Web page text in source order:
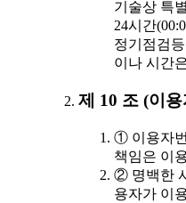
기술상 특
24시간
정기점검
이나 시간
제 10 조 (이
① 이용자
책임은 이
② 명백한
용자가 이